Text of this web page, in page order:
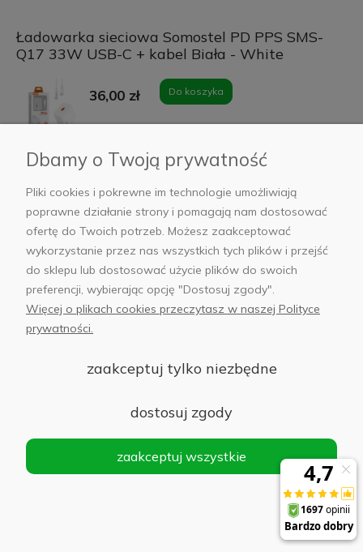
Ładowarka sieciowa Somostel PD PPS SMS-
Q17 33W USB-C + kabel Biała - White
36,00 zł Do koszyka
Kable
Kabel USB-A-do USB-C Somostel czerwony
25,00 zł
Powiadom
dostępności
Kabel USB-A USB-C SMS-BP04 3A 1.2 m
Kabel USB-C Somostel 240 W 100 cm Czarny -
Dbamy o Twoją prywatność
Pliki cookies i pokrewne im technologie umożliwiają
poprawne działanie strony i pomagają nam dostosować
ofertę do Twoich potrzeb. Możesz zaakceptować
wykorzystanie przez nas wszystkich tych plików i przejść
do sklepu lub dostosować użycie plików do swoich
preferencji, wybierając opcję "Dostosuj zgody".
Więcej o plikach cookies przeczytasz w naszej Polityce
prywatności.
zaakceptuj tylko niezbędne
dostosuj zgody
zaakceptuj wszystkie